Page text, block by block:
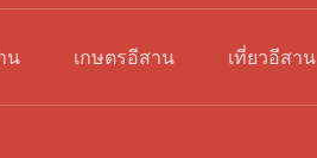
น เกษตรอีสาน เที่ยวอีสาน